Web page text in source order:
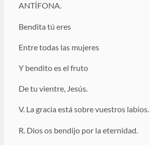
ANTÍFONA.
Bendita tú eres
Entre todas las mujeres
Y bendito es el fruto
De tu vientre, Jesús.
V. La gracia está sobre vuestros labios.
R. Dios os bendijo por la eternidad.